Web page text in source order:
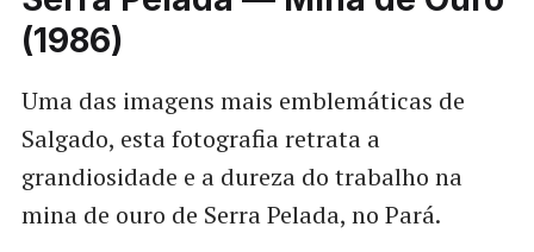
(1986)
Uma das imagens mais emblemáticas de
Salgado, esta fotografia retrata a
grandiosidade e a dureza do trabalho na
mina de ouro de Serra Pelada, no Pará.